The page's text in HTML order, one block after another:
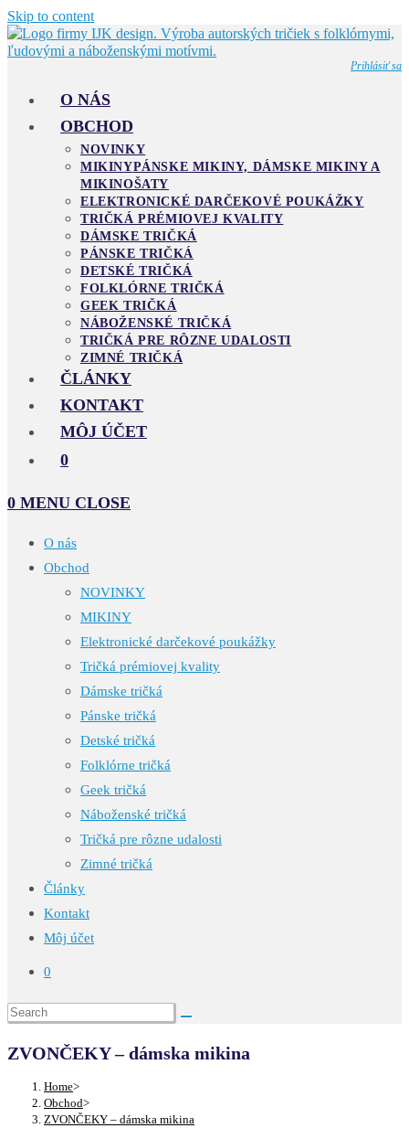
Skip to content
Prihlásiť sa
O NÁS
OBCHOD
NOVINKY
MIKINYPÁNSKE MIKINY, DÁMSKE MIKINY A
MIKINOŠATY
ELEKTRONICKÉ DARČEKOVÉ POUKÁŽKY
TRIČKÁ PRÉMIOVEJ KVALITY
DÁMSKE TRIČKÁ
PÁNSKE TRIČKÁ
DETSKÉ TRIČKÁ
FOLKLÓRNE TRIČKÁ
GEEK TRIČKÁ
NÁBOŽENSKÉ TRIČKÁ
TRIČKÁ PRE RÔZNE UDALOSTI
ZIMNÉ TRIČKÁ
ČLÁNKY
KONTAKT
MÔJ ÚČET
0
0 MENU CLOSE
O nás
Obchod
NOVINKY
MIKINY
Elektronické darčekové poukážky
Tričká prémiovej kvality
Dámske tričká
Pánske tričká
Detské tričká
Folklórne tričká
Geek tričká
Náboženské tričká
Tričká pre rôzne udalosti
Zimné tričká
Články
Kontakt
Môj účet
0
ZVONČEKY – dámska mikina
Home>
Obchod>
ZVONČEKY – dámska mikina